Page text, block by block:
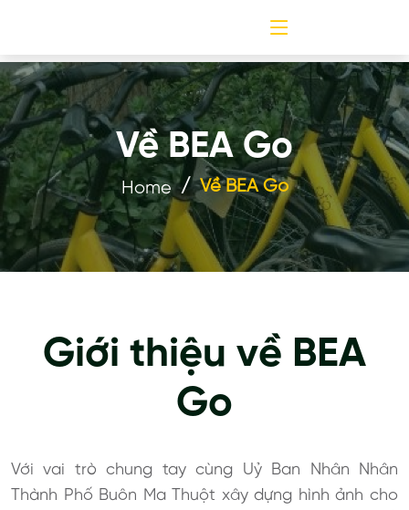
Về BEA Go
Home Về BEA Go
Giới thiệu về BEA
Go
Với vai trò chung tay cùng Uỷ Ban Nhân Nhân
Thành Phố Buôn Ma Thuột xây dựng hình ảnh cho